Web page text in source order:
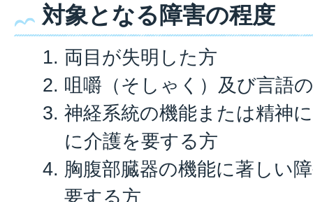
対象となる障害の程度
両目が失明した方
咀嚼（そしゃく）及び言語
神経系統の機能または精神
に介護を要する方
胸腹部臓器の機能に著しい
要する方